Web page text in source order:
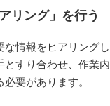
リング」を行う
情報をヒアリングし
すり合わせ、作業
要があります。